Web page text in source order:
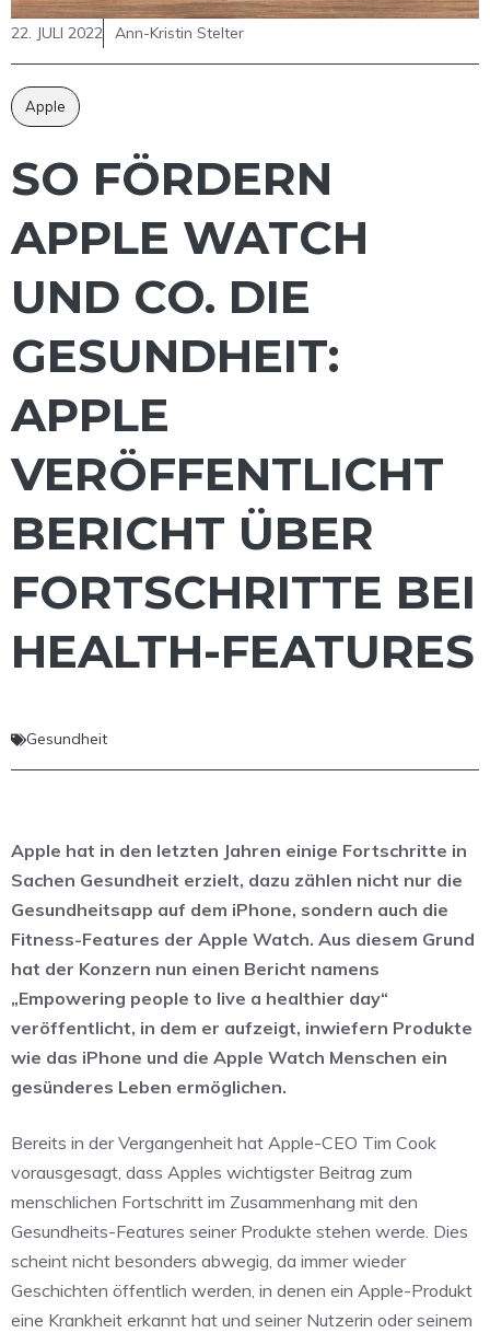
22. JULI 2022 Ann-Kristin Stelter
Apple
SO FÖRDERN
APPLE WATCH
UND CO. DIE
GESUNDHEIT:
APPLE
VERÖFFENTLICHT
BERICHT ÜBER
FORTSCHRITTE BEI
HEALTH-FEATURES
Gesundheit
Apple hat in den letzten Jahren einige Fortschritte in
Sachen Gesundheit erzielt, dazu zählen nicht nur die
Gesundheitsapp auf dem iPhone, sondern auch die
Fitness-Features der Apple Watch. Aus diesem Grund
hat der Konzern nun einen Bericht namens
„Empowering people to live a healthier day“
veröffentlicht, in dem er aufzeigt, inwiefern Produkte
wie das iPhone und die Apple Watch Menschen ein
gesünderes Leben ermöglichen.
Bereits in der Vergangenheit hat Apple-CEO Tim Cook
vorausgesagt, dass Apples wichtigster Beitrag zum
menschlichen Fortschritt im Zusammenhang mit den
Gesundheits-Features seiner Produkte stehen werde. Dies
scheint nicht besonders abwegig, da immer wieder
Geschichten öffentlich werden, in denen ein Apple-Produkt
eine Krankheit erkannt hat und seiner Nutzerin oder seinem